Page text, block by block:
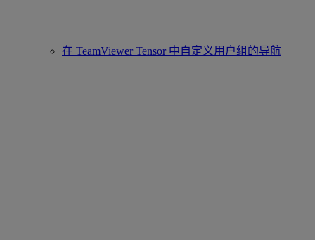
在 TeamViewer Tensor 中自定义用户组的导航